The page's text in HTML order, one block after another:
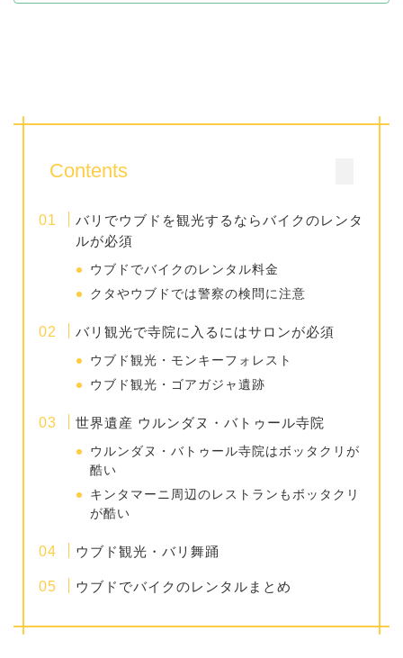
Contents
バリでウブドを観光するならバイクのレンタ
ルが必須
ウブドでバイクのレンタル料金
クタやウブドでは警察の検問に注意
バリ観光で寺院に入るにはサロンが必須
ウブド観光・モンキーフォレスト
ウブド観光・ゴアガジャ遺跡
世界遺産 ウルンダヌ・バトゥール寺院
ウルンダヌ・バトゥール寺院はボッタクリが
酷い
キンタマーニ周辺のレストランもボッタクリ
が酷い
ウブド観光・バリ舞踊
ウブドでバイクのレンタルまとめ